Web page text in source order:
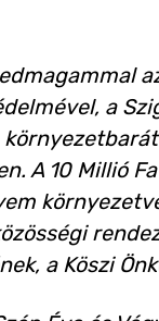
a
A 10 Millió
a Köszi